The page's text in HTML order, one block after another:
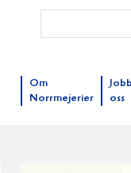
Om
Norrmejerier
oss